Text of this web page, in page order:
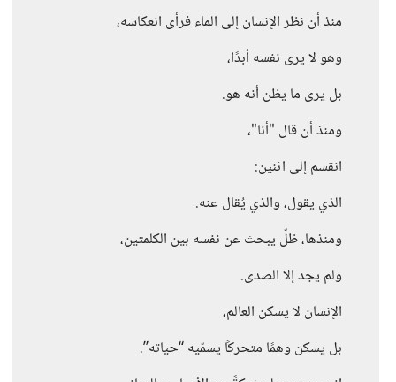
منذ أن نظر الإنسان إلى الماء فرأى انعكاسه،
وهو لا يرى نفسه أبدًا،
بل يرى ما يظن أنه هو.
ومنذ أن قال "أنا"،
انقسم إلى اثنين:
الذي يقول، والذي يُقال عنه.
ومنذها، ظلّ يبحث عن نفسه بين الكلمتين،
ولم يجد إلا الصدى.
الإنسان لا يسكن العالم،
بل يسكن وهمًا متحركًا يسمّيه “حياته”.